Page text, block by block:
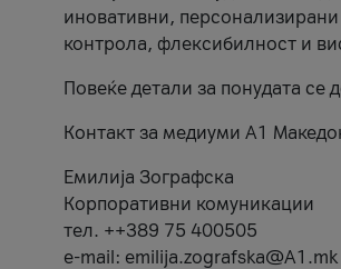
иновативни,
контрола, флексибилност и
Повеќе детали за понудата се
Контакт за медиуми А1
Емилија Зографска
Корпоративни комуникации
тел. ++389 75 400505
e-mail: emilija.zografska@A1.mk